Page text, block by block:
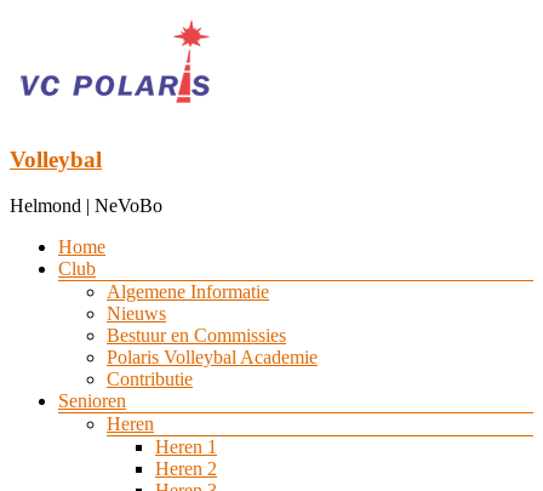
inhoud
Volleybal
Helmond | NeVoBo
Menu
Home
Club
Algemene Informatie
Nieuws
Bestuur en Commissies
Polaris Volleybal Academie
Contributie
Senioren
Heren
Heren 1
Heren 2